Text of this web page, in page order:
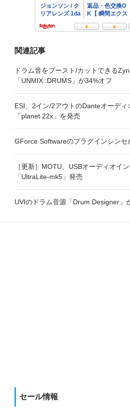
関連記事
ドラム音をブースト/カットできる
「UNMIX::DRUMS」が34%オフ
ESI、2イン/2アウトのDanteオーディ
「planet 22x」を発売
GForce Softwareのプラグインシンセ
［更新］MOTU、USBオーディオイ
「UltraLite-mk5」発売
UVIのドラム音源「Drum Designer」
セール情報